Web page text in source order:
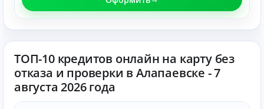
ТОП-10 кредитов онлайн на карту без
отказа и проверки в Алапаевске - 7
августа 2026 года